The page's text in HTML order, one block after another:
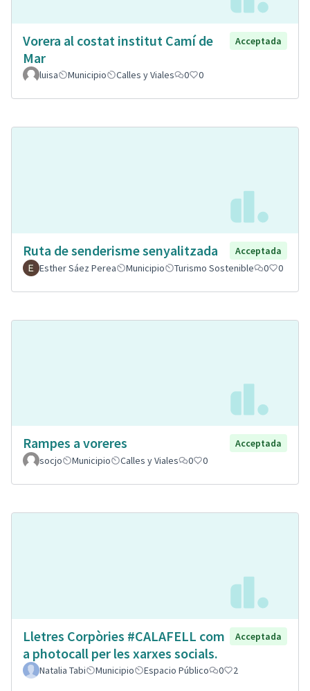
Vorera al costat institut Camí de
Mar
Acceptada
luisa Municipio Calles y Viales 0 0
Ruta de senderisme senyalitzada
Acceptada
Esther Sáez Perea
Municipio Turismo Sostenible 0 0
Rampes a voreres
Acceptada
socjo
Municipio Calles y Viales 0 0
Lletres Corpòries #CALAFELL com
a photocall per les xarxes socials.
Acceptada
Natalia Tabi Municipio Espacio Público 0 2